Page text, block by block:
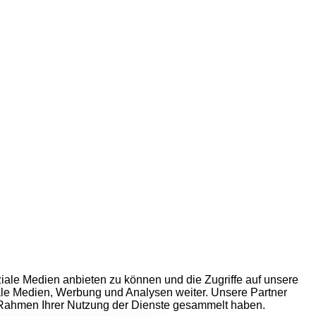
Medien anbieten zu können und die Zugriffe auf unsere
Medien, Werbung und Analysen weiter. Unsere Partner
Ihrer Nutzung der Dienste gesammelt haben.